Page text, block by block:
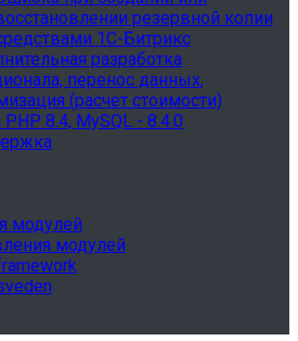
резервной копии
1С-Битрикс
разработка
перенос данных,
(расчет стоимости)
8.4, MySQL - 8.4.0
модулей
модулей